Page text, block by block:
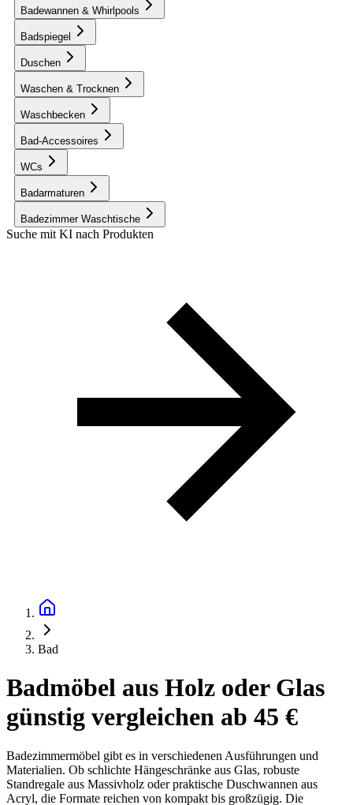
Badewannen & Whirlpools
Badspiegel
Duschen
Waschen & Trocknen
Waschbecken
Bad-Accessoires
WCs
Badarmaturen
Badezimmer Waschtische
Suche mit KI nach Produkten
Bad
Badmöbel aus Holz oder Glas
günstig vergleichen ab 45 €
Badezimmermöbel gibt es in verschiedenen Ausführungen und
Materialien. Ob schlichte Hängeschränke aus Glas, robuste
Standregale aus Massivholz oder praktische Duschwannen aus
Acryl, die Formate reichen von kompakt bis großzügig. Die